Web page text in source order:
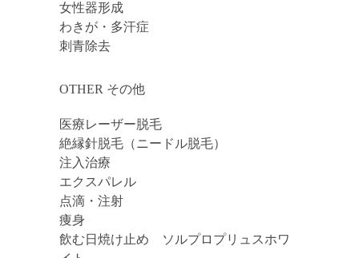
女性器形成
わきが・多汗症
刺青除去
OTHER その他
医療レーザー脱毛
絶縁針脱毛（ニードル脱毛）
注入治療
エクスパレル
点滴・注射
痩身
飲む日焼け止め ソルプロプリュスホワ